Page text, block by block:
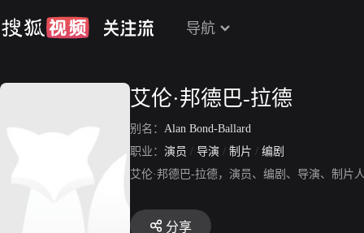
导航
艾伦·邦德巴-拉德
别名： Alan Bond-Ballard
职业： 演员 / 导演 / 制片 / 编剧
艾伦·邦德巴-拉德，演员、编剧、导演、制片
分享